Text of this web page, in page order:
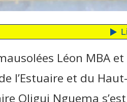
Léon MBA
l’Estuaire et du
Oligui Nguema